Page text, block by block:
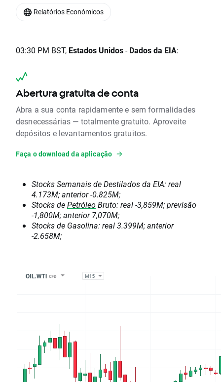
03:30 PM BST, Estados Unidos-Dados da EIA:
Abertura gratuita de conta
Abra a sua conta rapidamente e sem formalidades
desnecessárias — totalmente gratuito. Aproveite
depósitos e levantamentos gratuitos.
Faça o download da aplicação
Stocks Semanais de Destilados da EIA: real
4.173M; anterior -0.825M;
Stocks dePetróleoBruto: real -3,859M; previsão
-1,800M; anterior 7,070M;
Stocks de Gasolina: real 3.399M; anterior
-2.658M;
Relatórios Económicos